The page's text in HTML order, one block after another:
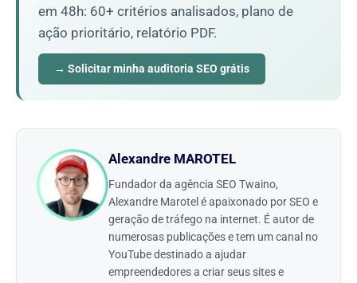
em 48h: 60+ critérios analisados, plano de
ação prioritário, relatório PDF.
→ Solicitar minha auditoria SEO grátis
Alexandre MAROTEL
Fundador da agência SEO Twaino,
Alexandre Marotel é apaixonado por SEO e
geração de tráfego na internet. É autor de
numerosas publicações e tem um canal no
YouTube destinado a ajudar
empreendedores a criar seus sites e